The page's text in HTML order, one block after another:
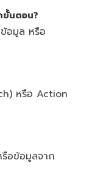
ขั้นตอน?
อมูล หรือ
หรือ Action
อข้อมูลจาก